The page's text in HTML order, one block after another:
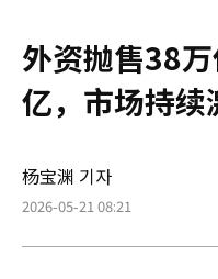
外资抛售38
亿，市场持续
杨宝渊 기자
2026-05-21 08:21